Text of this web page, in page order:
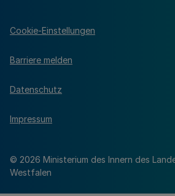
© 2026 Ministerium des Innern des
Westfalen
Cookie-Einstellungen
Barriere melden
Datenschutz
Impressum